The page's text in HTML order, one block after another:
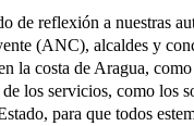
de reflexión a nuestras
(ANC), alcaldes y
la costa de Aragua,
los servicios, como los
para que todos